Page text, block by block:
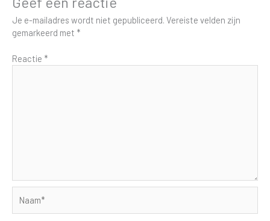
Je e-mailadres wordt niet gepubliceerd. Vereiste velden zijn
gemarkeerd met *
Reactie *